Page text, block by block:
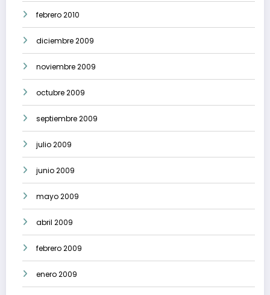
febrero 2010
diciembre 2009
noviembre 2009
octubre 2009
septiembre 2009
julio 2009
junio 2009
mayo 2009
abril 2009
febrero 2009
enero 2009